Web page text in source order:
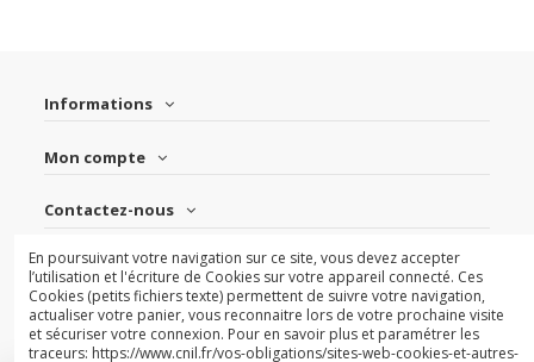
Informations
Mon compte
Contactez-nous
Suivez-nous
Newsletter
En poursuivant votre navigation sur ce site, vous devez accepter
l’utilisation et l'écriture de Cookies sur votre appareil connecté. Ces
Cookies (petits fichiers texte) permettent de suivre votre navigation,
actualiser votre panier, vous reconnaitre lors de votre prochaine visite
et sécuriser votre connexion. Pour en savoir plus et paramétrer les
traceurs: https://www.cnil.fr/vos-obligations/sites-web-cookies-et-autres-